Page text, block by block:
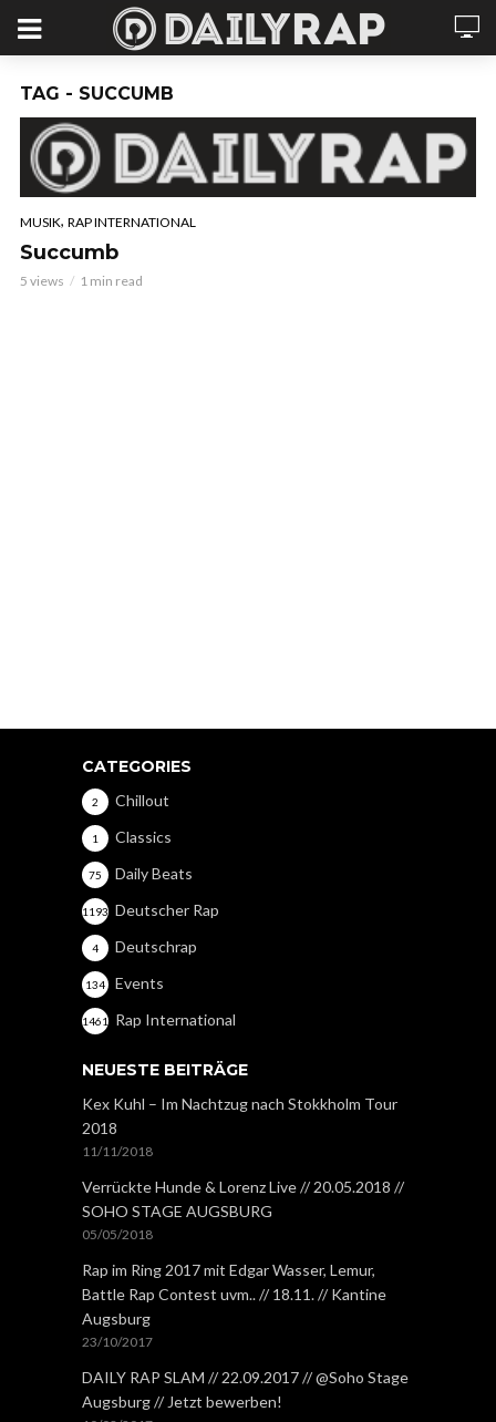
TAG - SUCCUMB
MUSIK, RAP INTERNATIONAL
Succumb
5 views 1 min read
CATEGORIES
Chillout
2
Classics
1
Daily Beats
75
Deutscher Rap
1193
Deutschrap
4
Events
134
Rap International
1461
NEUESTE BEITRÄGE
Kex Kuhl – Im Nachtzug nach Stokkholm Tour
2018
11/11/2018
Verrückte Hunde & Lorenz Live // 20.05.2018 //
SOHO STAGE AUGSBURG
05/05/2018
Rap im Ring 2017 mit Edgar Wasser, Lemur,
Battle Rap Contest uvm.. // 18.11. // Kantine
Augsburg
23/10/2017
DAILY RAP SLAM // 22.09.2017 // @Soho Stage
Augsburg // Jetzt bewerben!